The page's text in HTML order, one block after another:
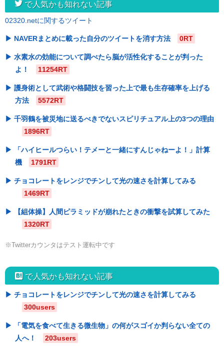
twitterで人気かも知れない記事
02320.netに関するツイート
NAVERまとめに載った自分のツイートを消す方法 0RT
水素水の効能について調べたら脳が活性化することが判った
よ！
11254RT
護身術として武術や格闘技を習った上で最も生存確率を上げる
方法
5572RT
千羽鶴を被災地に送るべきでないスピリチュアル上の3つの理由
1896RT
「ハイヒールつらい！テメーと一緒にすんじゃねーよ！」計算
機
1791RT
チョコレートをレンジでチンして光の速さを計算してみる
1469RT
【組体操】人間ピラミッドが崩れたときの衝撃を試算してみた
1320RT
※Twitterカウンタはテスト運転中です
hatebu で人気かも知れない記事
チョコレートをレンジでチンして光の速さを計算してみる
300users
「電気を食べて生きる微生物」の何がスゴイか判らない全ての
人へ！
203users